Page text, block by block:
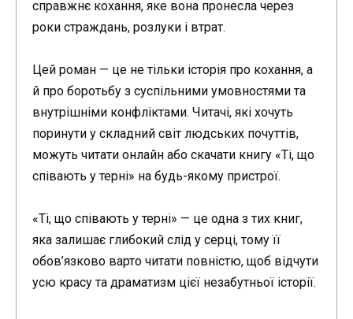
справжнє кохання, яке вона пронесла через
роки страждань, розлуки і втрат.
Цей роман — це не тільки історія про кохання, а
й про боротьбу з суспільними умовностями та
внутрішніми конфліктами. Читачі, які хочуть
поринути у складний світ людських почуттів,
можуть читати онлайн або скачати книгу «Ті, що
співають у терні» на будь-якому пристрої.
«Ті, що співають у терні» — це одна з тих книг,
яка залишає глибокий слід у серці, тому її
обов’язково варто читати повністю, щоб відчути
усю красу та драматизм цієї незабутньої історії.